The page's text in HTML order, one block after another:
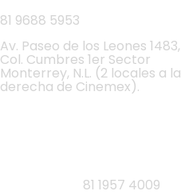
81 9688 5953
Av. Paseo de los Leones 1483,
Col. Cumbres 1er Sector
Monterrey, N.L. (2 locales a la
derecha de Cinemex).
81 1957 4009